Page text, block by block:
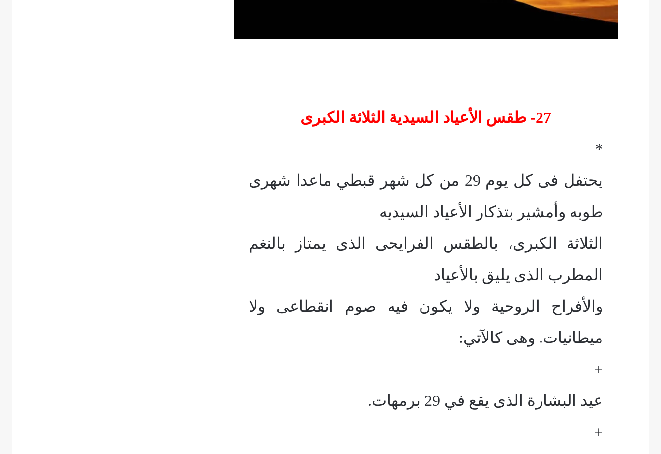
27- طقس الأعياد السيدية الثلاثة الكبرى
*
يحتفل فى كل يوم 29 من كل شهر قبطي ماعدا شهرى
طوبه وأمشير بتذكار الأعياد السيديه
الثلاثة الكبرى، بالطقس الفرايحى الذى يمتاز بالنغم
المطرب الذى يليق بالأعياد
والأفراح الروحية ولا يكون فيه صوم انقطاعى ولا
ميطانيات. وهى كالآتي:
+
عيد البشارة الذى يقع في 29 برمهات.
+